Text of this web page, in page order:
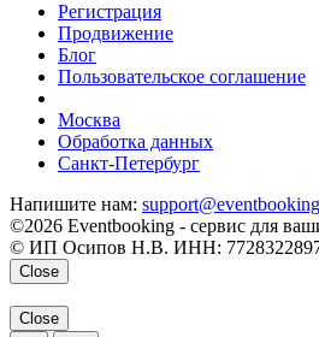
Регистрация
Продвижение
Блог
Пользовательское соглашение
Москва
Обработка данных
Санкт-Петербург
Напишите нам:
©2026 Eventbooking - сервис для
© ИП Осипов Н.В. ИНН:
Close
Close